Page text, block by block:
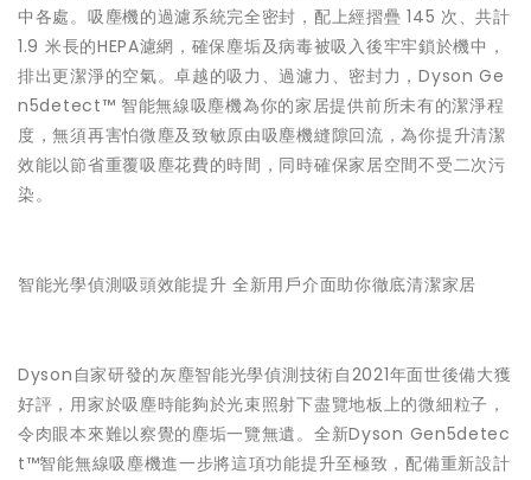
中各處。吸塵機的過濾系統完全密封，配上經摺疊 145 次、共計
1.9 米長的HEPA濾網，確保塵垢及病毒被吸入後牢牢鎖於機中，
排出更潔淨的空氣。卓越的吸力、過濾力、密封力，Dyson Ge
n5detect™ 智能無線吸塵機為你的家居提供前所未有的潔淨程
度，無須再害怕微塵及致敏原由吸塵機縫隙回流，為你提升清潔
效能以節省重覆吸塵花費的時間，同時確保家居空間不受二次污
染。
智能光學偵測吸頭效能提升 全新用戶介面助你徹底清潔家居
Dyson自家研發的灰塵智能光學偵測技術自2021年面世後備大獲
好評，用家於吸塵時能夠於光束照射下盡覽地板上的微細粒子，
令肉眼本來難以察覺的塵垢一覽無遺。全新Dyson Gen5detec
t™智能無線吸塵機進一步將這項功能提升至極致，配備重新設計